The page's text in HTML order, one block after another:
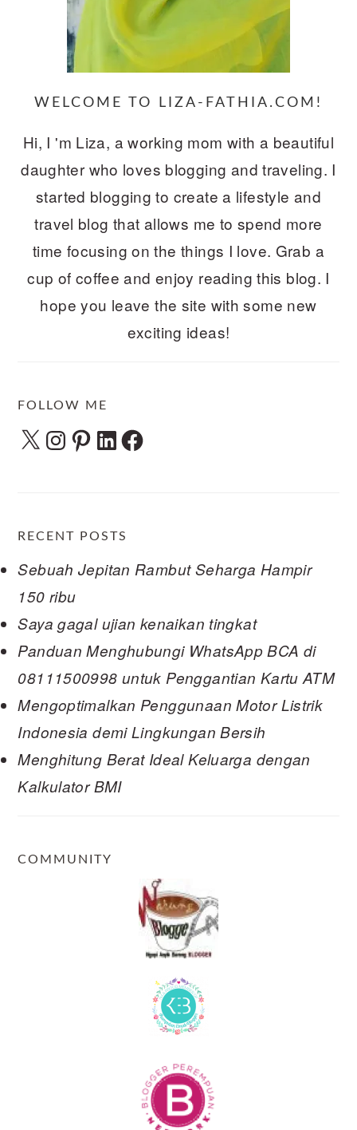
WELCOME TO LIZA-FATHIA.COM!
Hi, I 'm Liza, a working mom with a beautiful
daughter who loves blogging and traveling. I
started blogging to create a lifestyle and
travel blog that allows me to spend more
time focusing on the things I love. Grab a
cup of coffee and enjoy reading this blog. I
hope you leave the site with some new
exciting ideas!
FOLLOW ME
X Instagram
Pinterest
LinkedInFacebook
RECENT POSTS
Sebuah Jepitan Rambut Seharga Hampir
150 ribu
Saya gagal ujian kenaikan tingkat
Panduan Menghubungi WhatsApp BCA di
08111500998 untuk Penggantian Kartu ATM
Mengoptimalkan Penggunaan Motor Listrik
Indonesia demi Lingkungan Bersih
Menghitung Berat Ideal Keluarga dengan
Kalkulator BMI
COMMUNITY